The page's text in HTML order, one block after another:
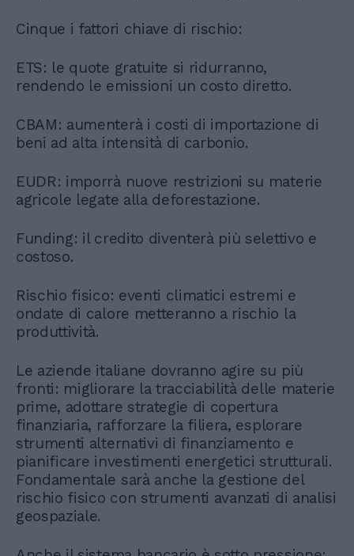
Cinque i fattori chiave di rischio:
ETS: le quote gratuite si ridurranno,
rendendo le emissioni un costo diretto.
CBAM: aumenterà i costi di importazione di
beni ad alta intensità di carbonio.
EUDR: imporrà nuove restrizioni su materie
agricole legate alla deforestazione.
Funding: il credito diventerà più selettivo e
costoso.
Rischio fisico: eventi climatici estremi e
ondate di calore metteranno a rischio la
produttività.
Le aziende italiane dovranno agire su più
fronti: migliorare la tracciabilità delle materie
prime, adottare strategie di copertura
finanziaria, rafforzare la filiera, esplorare
strumenti alternativi di finanziamento e
pianificare investimenti energetici strutturali.
Fondamentale sarà anche la gestione del
rischio fisico con strumenti avanzati di analisi
geospaziale.